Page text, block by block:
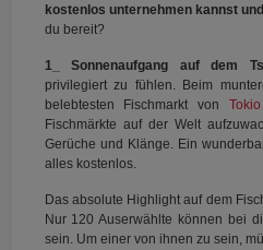
kostenlos unternehmen kannst
du bereit?
1_ Sonnenaufgang auf dem
privilegiert zu fühlen. Beim
belebtesten Fischmarkt von Tokio
Fischmärkte auf der Welt
Gerüche und Klänge. Ein
alles kostenlos.
Das absolute Highlight auf dem
Nur 120 Auserwählte können bei
sein. Um einer von ihnen zu sein,